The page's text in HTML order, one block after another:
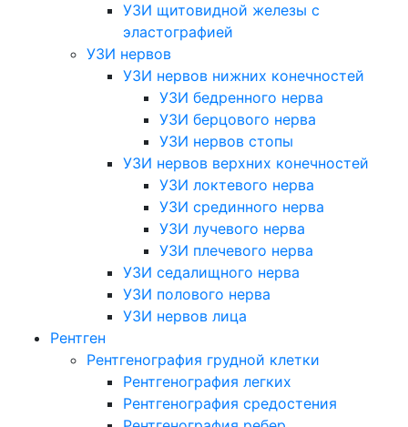
УЗИ щитовидной железы с
эластографией
УЗИ нервов
УЗИ нервов нижних конечностей
УЗИ бедренного нерва
УЗИ берцового нерва
УЗИ нервов стопы
УЗИ нервов верхних конечностей
УЗИ локтевого нерва
УЗИ срединного нерва
УЗИ лучевого нерва
УЗИ плечевого нерва
УЗИ седалищного нерва
УЗИ полового нерва
УЗИ нервов лица
Рентген
Рентгенография грудной клетки
Рентгенография легких
Рентгенография средостения